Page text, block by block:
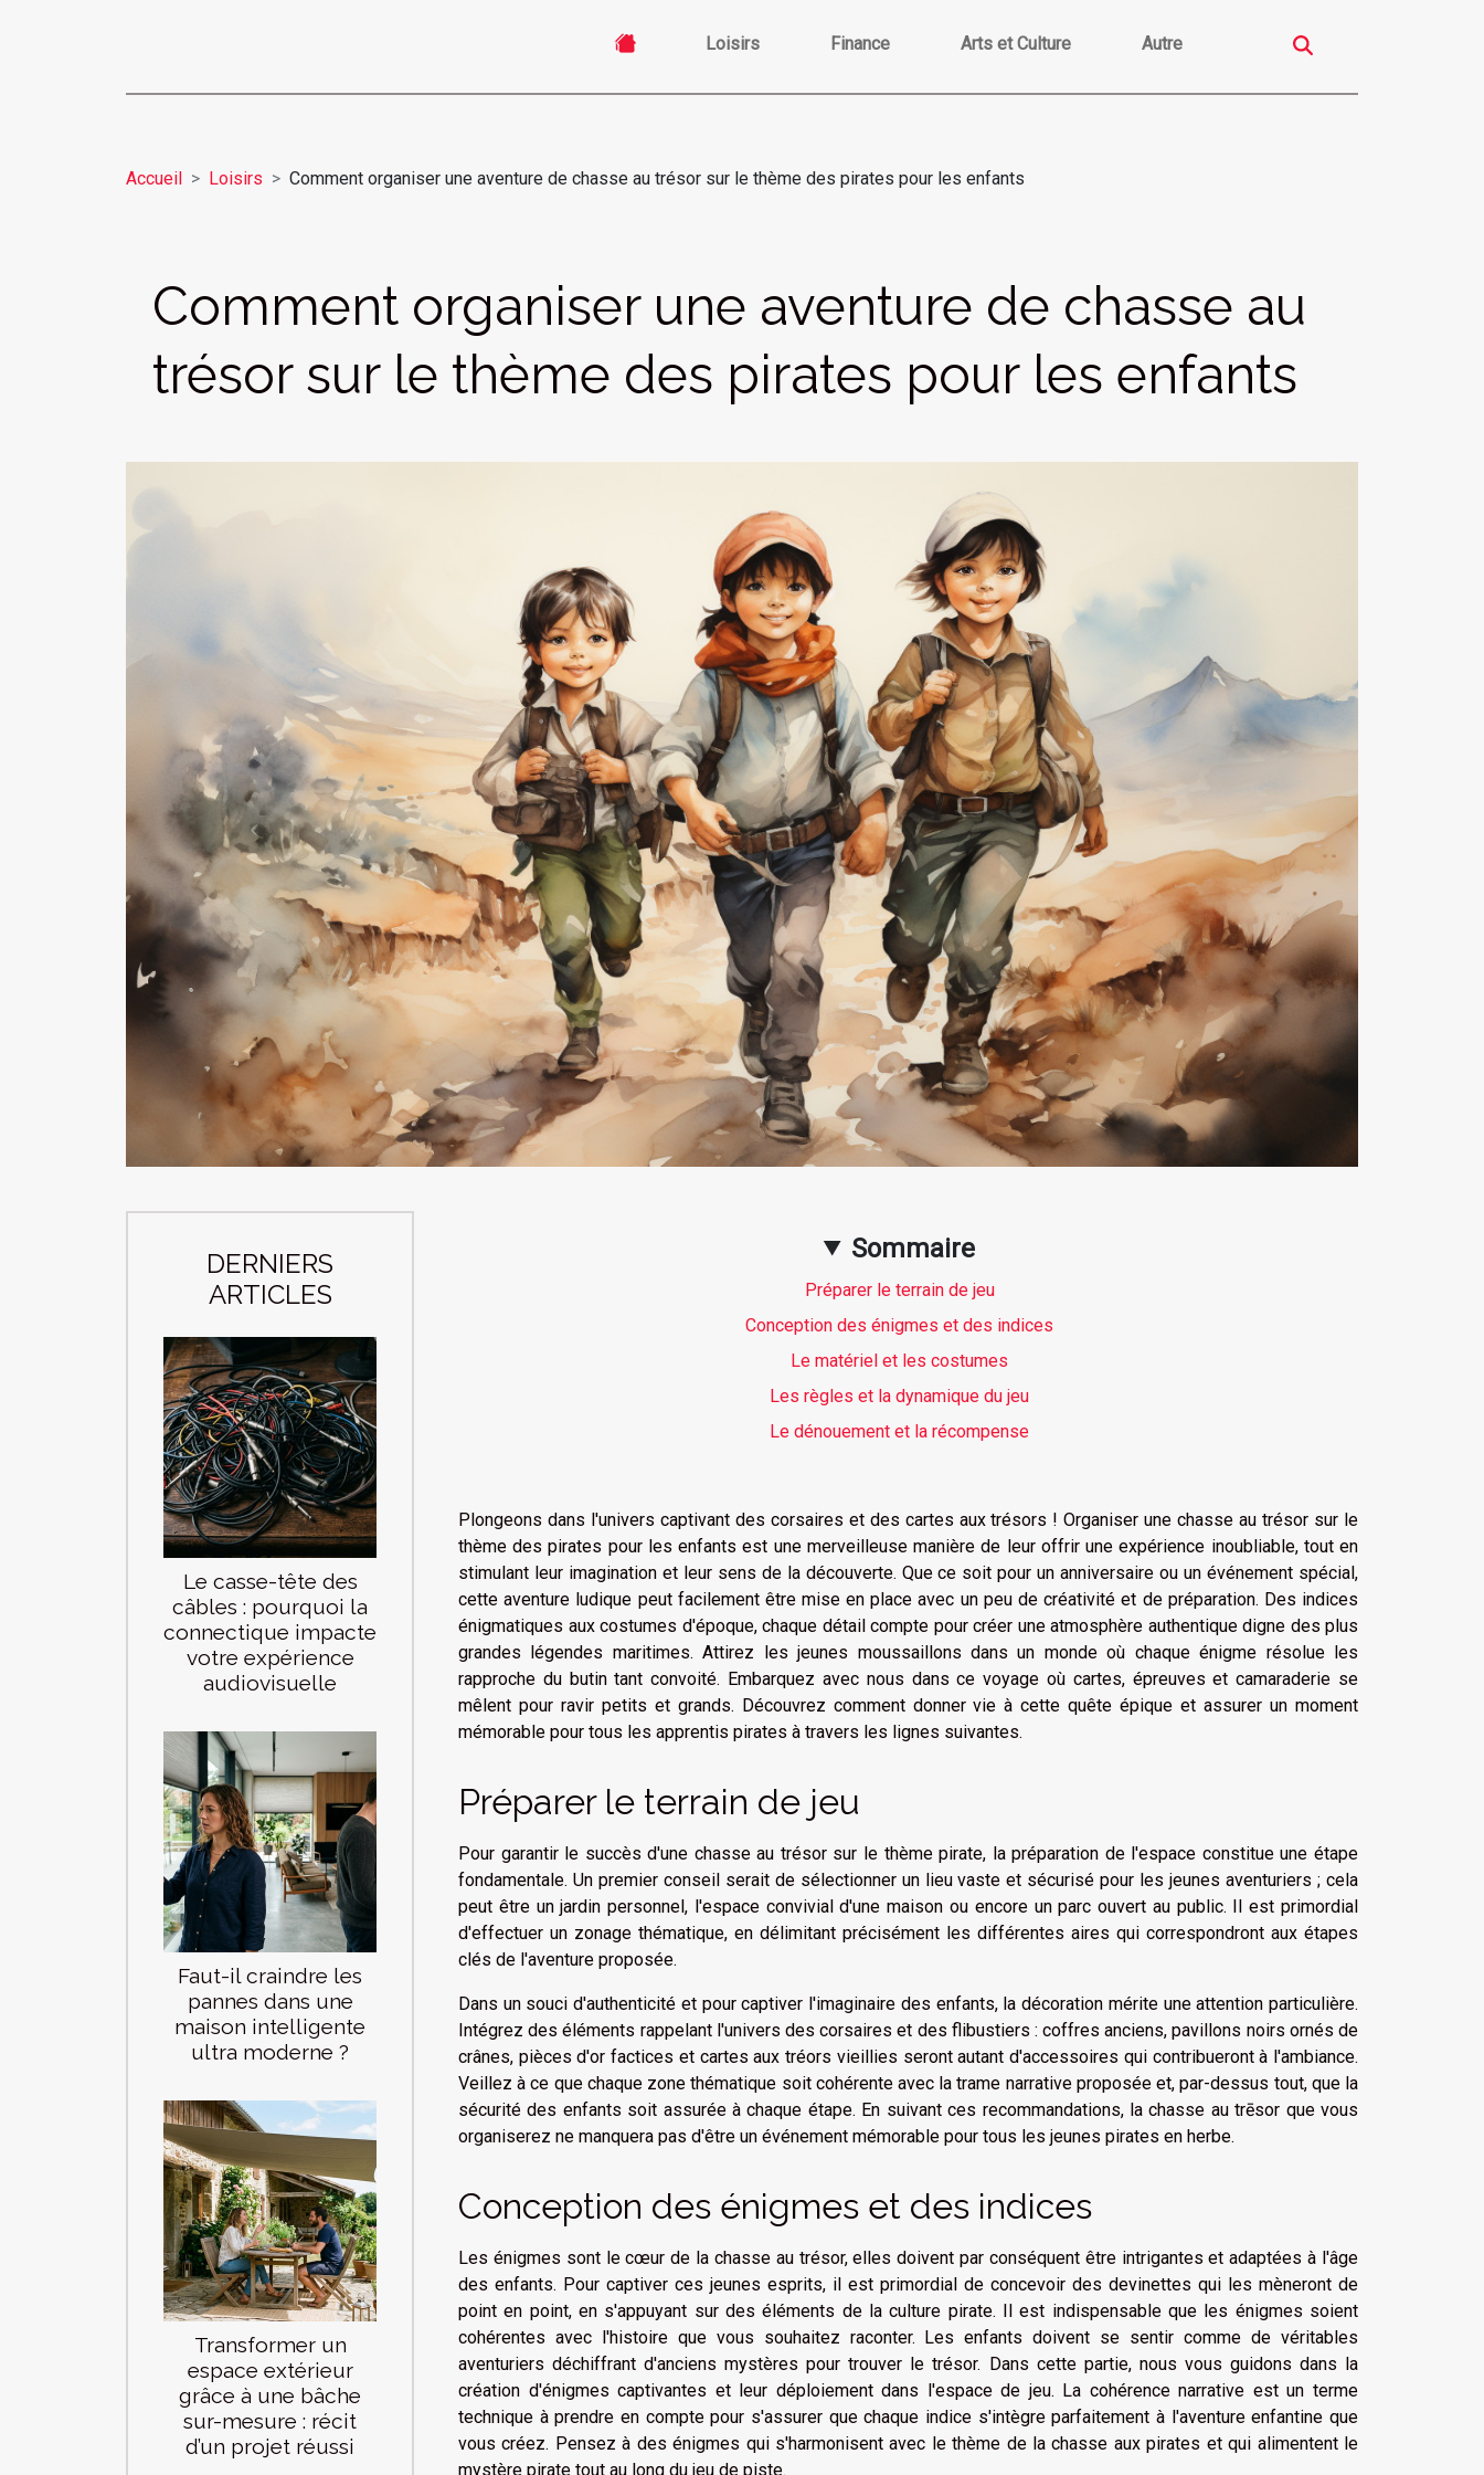
Loisirs Finance Arts et Culture Autre
Accueil Loisirs Comment organiser une aventure de chasse au trésor sur le thème des pirates pour les enfants
Comment organiser une aventure de chasse au
trésor sur le thème des pirates pour les enfants
DERNIERS
ARTICLES
Le casse-tête des
câbles : pourquoi la
connectique impacte
votre expérience
audiovisuelle
Faut-il craindre les
pannes dans une
maison intelligente
ultra moderne ?
Transformer un
espace extérieur
grâce à une bâche
sur-mesure : récit
d’un projet réussi
Sommaire
Préparer le terrain de jeu
Conception des énigmes et des indices
Le matériel et les costumes
Les règles et la dynamique du jeu
Le dénouement et la récompense
Plongeons dans l'univers captivant des corsaires et des cartes aux trésors ! Organiser une chasse au trésor sur le
thème des pirates pour les enfants est une merveilleuse manière de leur offrir une expérience inoubliable, tout en
stimulant leur imagination et leur sens de la découverte. Que ce soit pour un anniversaire ou un événement spécial,
cette aventure ludique peut facilement être mise en place avec un peu de créativité et de préparation. Des indices
énigmatiques aux costumes d'époque, chaque détail compte pour créer une atmosphère authentique digne des plus
grandes légendes maritimes. Attirez les jeunes moussaillons dans un monde où chaque énigme résolue les
rapproche du butin tant convoité. Embarquez avec nous dans ce voyage où cartes, épreuves et camaraderie se
mêlent pour ravir petits et grands. Découvrez comment donner vie à cette quête épique et assurer un moment
mémorable pour tous les apprentis pirates à travers les lignes suivantes.
Préparer le terrain de jeu
Pour garantir le succès d'une chasse au trésor sur le thème pirate, la préparation de l'espace constitue une étape
fondamentale. Un premier conseil serait de sélectionner un lieu vaste et sécurisé pour les jeunes aventuriers ; cela
peut être un jardin personnel, l'espace convivial d'une maison ou encore un parc ouvert au public. Il est primordial
d'effectuer un zonage thématique, en délimitant précisément les différentes aires qui correspondront aux étapes
clés de l'aventure proposée.
Dans un souci d'authenticité et pour captiver l'imaginaire des enfants, la décoration mérite une attention particulière.
Intégrez des éléments rappelant l'univers des corsaires et des flibustiers : coffres anciens, pavillons noirs ornés de
crânes, pièces d'or factices et cartes aux tréors vieillies seront autant d'accessoires qui contribueront à l'ambiance.
Veillez à ce que chaque zone thématique soit cohérente avec la trame narrative proposée et, par-dessus tout, que la
sécurité des enfants soit assurée à chaque étape. En suivant ces recommandations, la chasse au trēsor que vous
organiserez ne manquera pas d'être un événement mémorable pour tous les jeunes pirates en herbe.
Conception des énigmes et des indices
Les énigmes sont le cœur de la chasse au trésor, elles doivent par conséquent être intrigantes et adaptées à l'âge
des enfants. Pour captiver ces jeunes esprits, il est primordial de concevoir des devinettes qui les mèneront de
point en point, en s'appuyant sur des éléments de la culture pirate. Il est indispensable que les énigmes soient
cohérentes avec l'histoire que vous souhaitez raconter. Les enfants doivent se sentir comme de véritables
aventuriers déchiffrant d'anciens mystères pour trouver le trésor. Dans cette partie, nous vous guidons dans la
création d'énigmes captivantes et leur déploiement dans l'espace de jeu. La cohérence narrative est un terme
technique à prendre en compte pour s'assurer que chaque indice s'intègre parfaitement à l'aventure enfantine que
vous créez. Pensez à des énigmes qui s'harmonisent avec le thème de la chasse aux pirates et qui alimentent le
mystère pirate tout au long du jeu de piste.